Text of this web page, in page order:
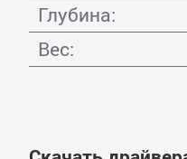
Глубина:
Вес: